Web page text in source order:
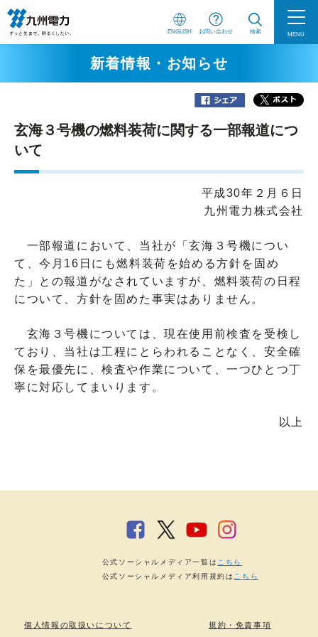
ENGLISH お問い合わせ 検索 MENU
新着情報・お知らせ
玄海３号機の燃料装荷に関する一部報道につ
いて
平成30年２月６日
九州電力株式会社
一部報道において、当社が「玄海３号機につい
て、今月16日にも燃料装荷を始める方針を固め
た」との報道がなされていますが、燃料装荷の日程
について、方針を固めた事実はありません。
玄海３号機については、現在使用前検査を受検し
ており、当社は工程にとらわれることなく、安全確
保を最優先に、検査や作業について、一つひとつ丁
寧に対応してまいります。
以上
個人情報の取扱いについて 規約・免責事項
公式ソーシャルメディア一覧は こちら
公式ソーシャルメディア利用規約は こちら